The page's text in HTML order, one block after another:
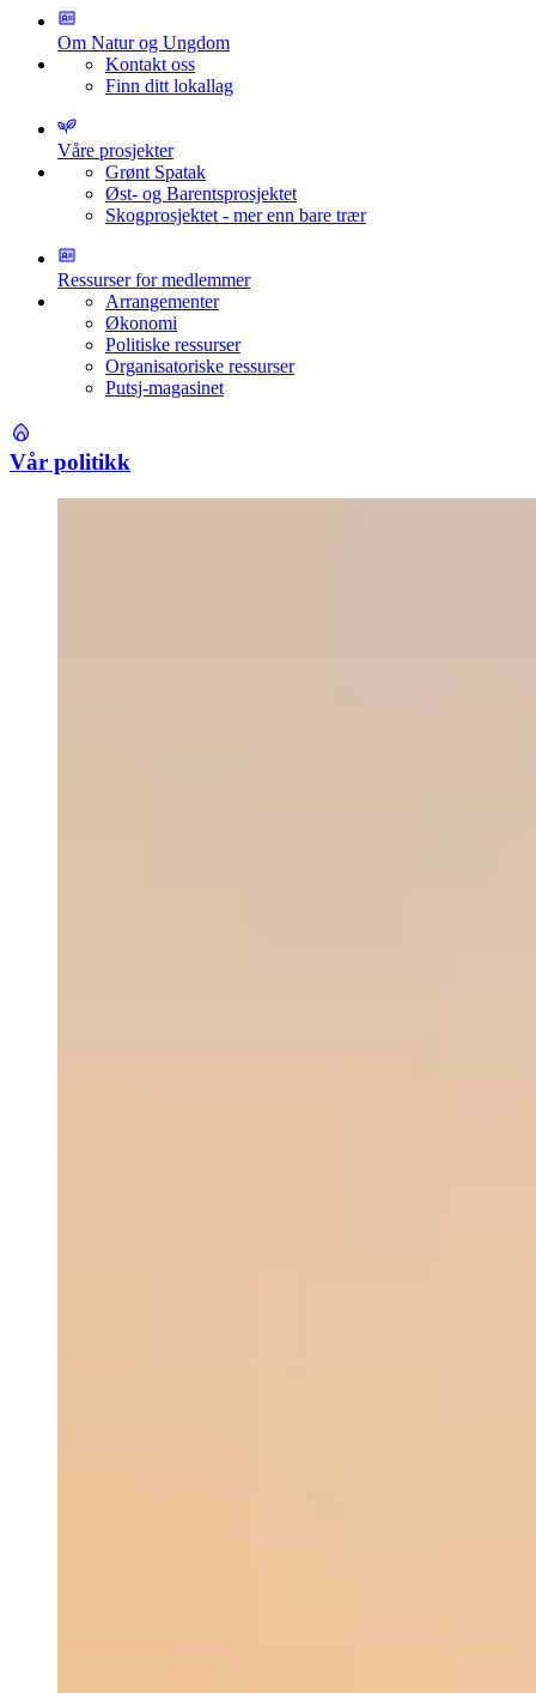
Om Natur og Ungdom
Kontakt oss
Finn ditt lokallag
Våre prosjekter
Grønt Spatak
Øst- og Barentsprosjektet
Skogprosjektet - mer enn bare trær
Ressurser for medlemmer
Arrangementer
Økonomi
Politiske ressurser
Organisatoriske ressurser
Putsj-magasinet
Vår politikk